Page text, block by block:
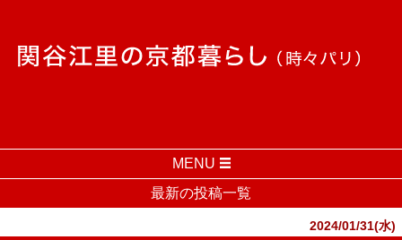
MENU
最新の投稿一覧
2024/01/31(水)